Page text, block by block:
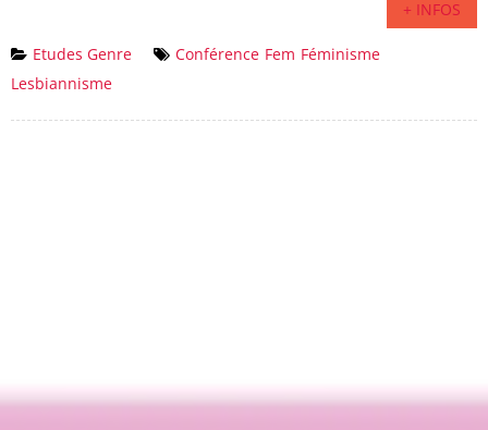
+ INFOS
Etudes Genre Conférence Fem Féminisme
Lesbiannisme